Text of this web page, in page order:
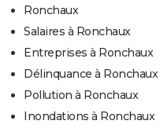
Ronchaux
Salaires à Ronchaux
Entreprises à Ronchaux
Délinquance à Ronchaux
Pollution à Ronchaux
Inondations à Ronchaux